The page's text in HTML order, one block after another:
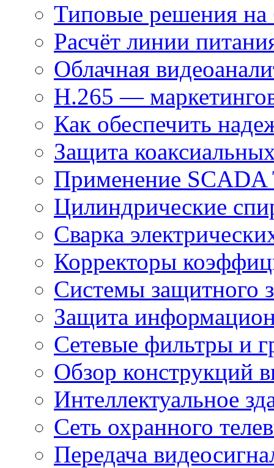
Типовые решения на
Расчёт линии
Облачная
H.265 —
Как обеспечить
Защита
Применение
Цилиндрические
Сварка
Корректоры
Системы защитного
Защита
Сетевые фильтры и
Обзор конструкций
Интеллектуальное
Cеть охранного
Передача